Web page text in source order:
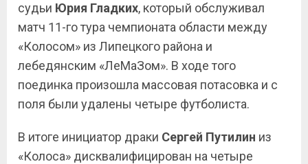
судьи Юрия Гладких, который обслуживал
матч 11-го тура чемпионата области между
«Колосом» из Липецкого района и
лебедянским «ЛеМаЗом». В ходе того
поединка произошла массовая потасовка и с
поля были удалены четыре футболиста.
В итоге инициатор драки Сергей Путилин из
«Колоса» дисквалифицирован на четыре